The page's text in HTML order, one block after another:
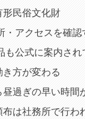
民俗文化財
・アクセスを確認
も公式に案内され
方が変わる
過ぎの早い時間
は社務所で行わ